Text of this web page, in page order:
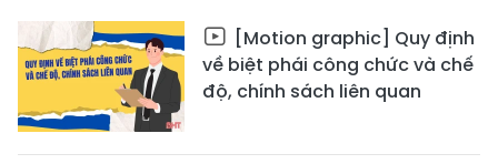
[Motion graphic] Quy định
về biệt phái công chức và chế
độ, chính sách liên quan